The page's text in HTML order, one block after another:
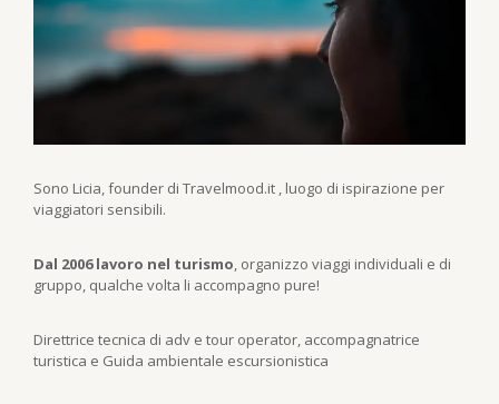
Sono Licia, founder di Travelmood.it , luogo di ispirazione per
viaggiatori sensibili.
Dal 2006 lavoro nel turismo, organizzo viaggi individuali e di
gruppo, qualche volta li accompagno pure!
Direttrice tecnica di adv e tour operator, accompagnatrice
turistica e Guida ambientale escursionistica